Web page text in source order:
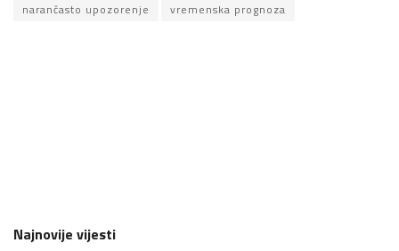
narančasto upozorenje
vremenska prognoza
Najnovije vijesti